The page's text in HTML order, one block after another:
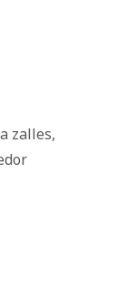
zalles,